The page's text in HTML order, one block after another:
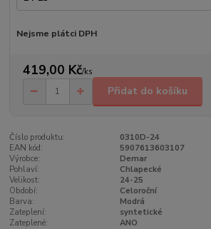
Nejsme plátci DPH
419,00 Kč/ks
Přidat do košíku
Číslo produktu:
0310D-24
EAN kód:
5907613603107
Výrobce:
Demar
Pohlaví:
Chlapecké
Velikost:
24-25
Období:
Celoroční
Barva:
Modrá
Zateplení:
syntetické
Zateplené:
ANO